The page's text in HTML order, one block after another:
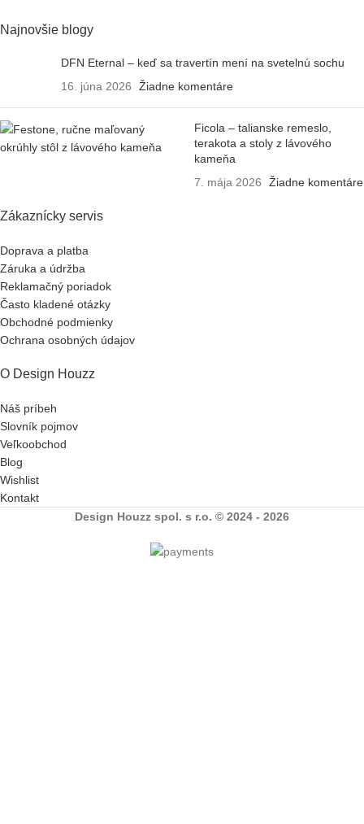
Najnovšie blogy
DFN Eternal – keď sa travertín mení na svetelnú sochu
16. júna 2026
Žiadne komentáre
Ficola – talianske remeslo,
terakota a stoly z lávového
kameňa
7. mája 2026
Žiadne komentáre
Zákaznícky servis
Doprava a platba
Záruka a údržba
Reklamačný poriadok
Často kladené otázky
Obchodné podmienky
Ochrana osobných údajov
O Design Houzz
Náš príbeh
Slovník pojmov
Veľkoobchod
Blog
Wishlist
Kontakt
Design Houzz spol. s r.o. © 2024 - 2026